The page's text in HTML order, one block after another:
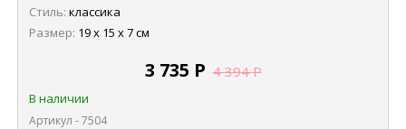
Стиль: классика
Размер: 19 х 15 х 7 см
3 735 Р 4 394Р
В наличии
Артикул - 7504